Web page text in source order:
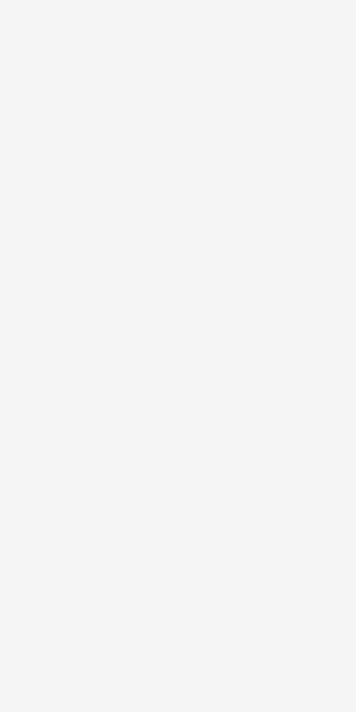
over 5 Totstandkoming
over 6 Verantwoording
‘Beslissingsanalyse niet-scrotale testis’
probleem
het probleem
beslissingsanalyse
NST
NST